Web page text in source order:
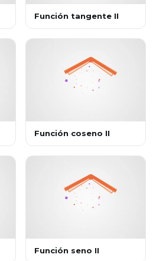
Función tangente II
Función coseno II
Función seno II